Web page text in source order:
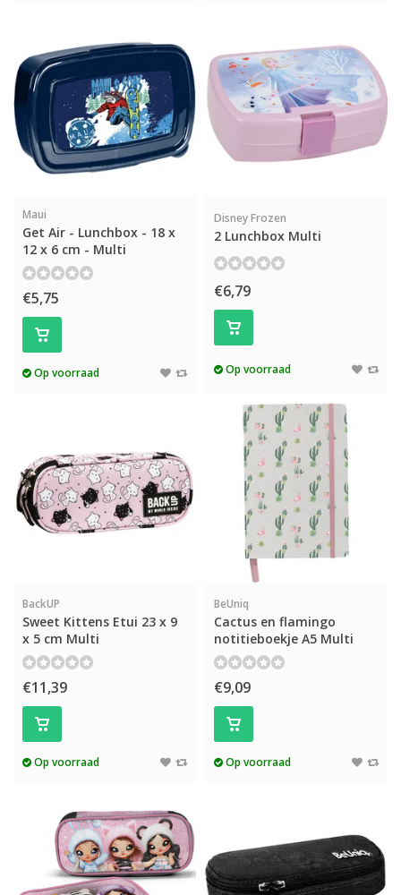
Maui
Get Air - Lunchbox - 18 x
12 x 6 cm - Multi
€5,75
Op voorraad
Disney Frozen
2 Lunchbox Multi
€6,79
Op voorraad
BackUP
Sweet Kittens Etui 23 x 9
x 5 cm Multi
€11,39
Op voorraad
BeUniq
Cactus en flamingo
notitieboekje A5 Multi
€9,09
Op voorraad